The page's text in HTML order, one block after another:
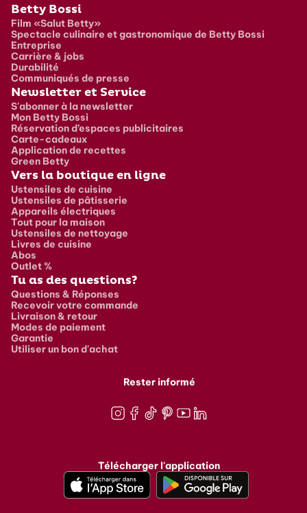
Pied de page
Betty Bossi
Film «Salut Betty»
Spectacle culinaire et gastronomique de Betty Bossi
Entreprise
Carrière & jobs
Durabilité
Communiqués de presse
Newsletter et Service
S'abonner à la newsletter
Mon Betty Bossi
Réservation d’espaces publicitaires
Carte-cadeaux
Application de recettes
Green Betty
Vers la boutique en ligne
Ustensiles de cuisine
Ustensiles de pâtisserie
Appareils électriques
Tout pour la maison
Ustensiles de nettoyage
Livres de cuisine
Abos
Outlet %
Tu as des questions?
Questions & Réponses
Recevoir votre commande
Livraison & retour
Modes de paiement
Garantie
Utiliser un bon d'achat
Rester informé
Télécharger l'application